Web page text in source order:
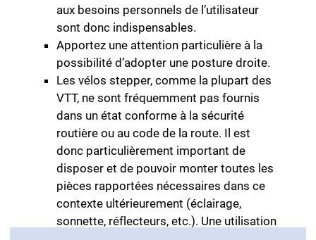
aux besoins personnels de l’utilisateur
sont donc indispensables.
Apportez une attention particulière à la
possibilité d’adopter une posture droite.
Les vélos stepper, comme la plupart des
VTT, ne sont fréquemment pas fournis
dans un état conforme à la sécurité
routière ou au code de la route. Il est
donc particulièrement important de
disposer et de pouvoir monter toutes les
pièces rapportées nécessaires dans ce
contexte ultérieurement (éclairage,
sonnette, réflecteurs, etc.). Une utilisation